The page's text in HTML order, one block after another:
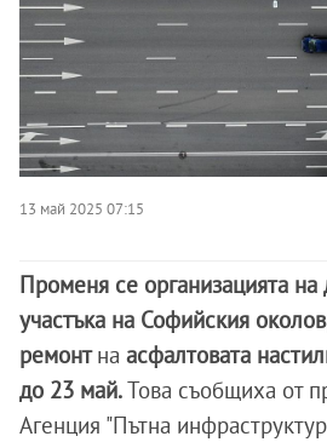
13 май 2025 07:15
Променя се организацията
участъка на Софийския
ремонтна асфалтовата
до 23 май.Това съобщиха от
Агенция "Пътна